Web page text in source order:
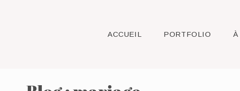
ACCUEIL PORTFOLIO À